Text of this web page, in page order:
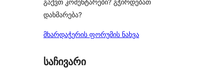
გაქვთ კომენტარები? გჭირდებათ
დახმარება?
მხარდაჭერის ფორუმის ნახვა
საჩივარი